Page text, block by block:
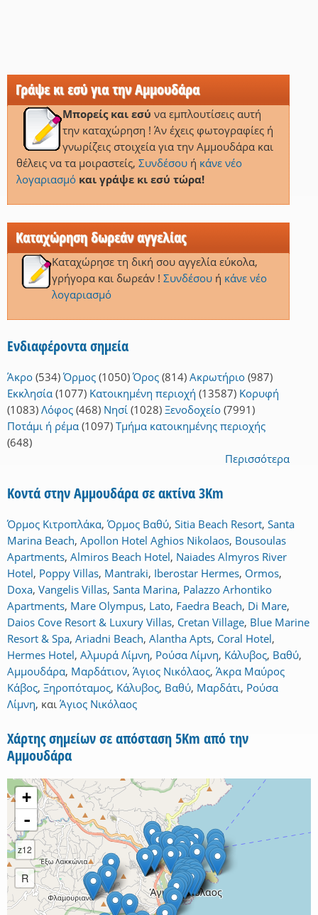
Γράψε κι εσύ για την Αμμουδάρα
Μπορείς και εσύ να εμπλουτίσεις αυτή
την καταχώρηση ! Άν έχεις φωτογραφίες ή
γνωρίζεις στοιχεία για την Αμμουδάρα και
θέλεις να τα μοιραστείς, Συνδέσουή κάνε νέο
λογαριασμό και γράψε κι εσύ τώρα!
Καταχώρηση δωρεάν αγγελίας
Καταχώρησε τη δική σου αγγελία εύκολα,
γρήγορα και δωρεάν ! Συνδέσουή κάνε νέο
λογαριασμό
Ενδιαφέροντα σημεία
Άκρο (534) Όρμος (1050) Όρος (814) Ακρωτήριο (987)
Εκκλησία (1077) Κατοικημένη περιοχή (13587) Κορυφή
(1083) Λόφος (468) Νησί (1028) Ξενοδοχείο (7991)
Ποτάμι ή ρέμα (1097) Τμήμα κατοικημένης περιοχής
(648)
Περισσότερα
Κοντά στην Αμμουδάρα σε ακτίνα 3Km
Όρμος Κιτροπλάκα,Όρμος Βαθύ, Sitia Beach Resort, Santa
Marina Beach, Apollon Hotel Aghios Nikolaos, Bousoulas
Apartments, Almiros Beach Hotel, Naiades Almyros River
Hotel, Poppy Villas, Mantraki, Iberostar Hermes, Ormos,
Doxa, Vangelis Villas, Santa Marina, Palazzo Arhontiko
Apartments, Mare Olympus, Lato, Faedra Beach, Di Mare,
Daios Cove Resort & Luxury Villas, Cretan Village, Blue Marine
Resort & Spa, Ariadni Beach, Alantha Apts, Coral Hotel,
Hermes Hotel, Αλμυρά Λίμνη, Ρούσα Λίμνη, Κάλυβος, Βαθύ,
Αμμουδάρα, Μαρδάτιον, Άγιος Νικόλαος, Άκρα Μαύρος
Κάβος, Ξηροπόταμος, Κάλυβος, Βαθύ, Μαρδάτι, Ρούσα
Λίμνη, και Άγιος Νικόλαος
Χάρτης σημείων σε απόσταση 5Km από την
Αμμουδάρα
+
-
z12
R